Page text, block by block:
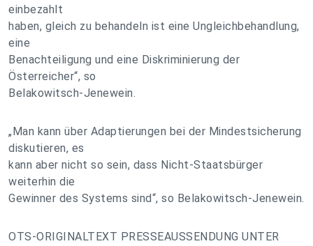
einbezahlt
haben, gleich zu behandeln ist eine Ungleichbehandlung,
eine
Benachteiligung und eine Diskriminierung der
Österreicher“, so
Belakowitsch-Jenewein.
„Man kann über Adaptierungen bei der Mindestsicherung
diskutieren, es
kann aber nicht so sein, dass Nicht-Staatsbürger
weiterhin die
Gewinner des Systems sind“, so Belakowitsch-Jenewein.
OTS-ORIGINALTEXT PRESSEAUSSENDUNG UNTER